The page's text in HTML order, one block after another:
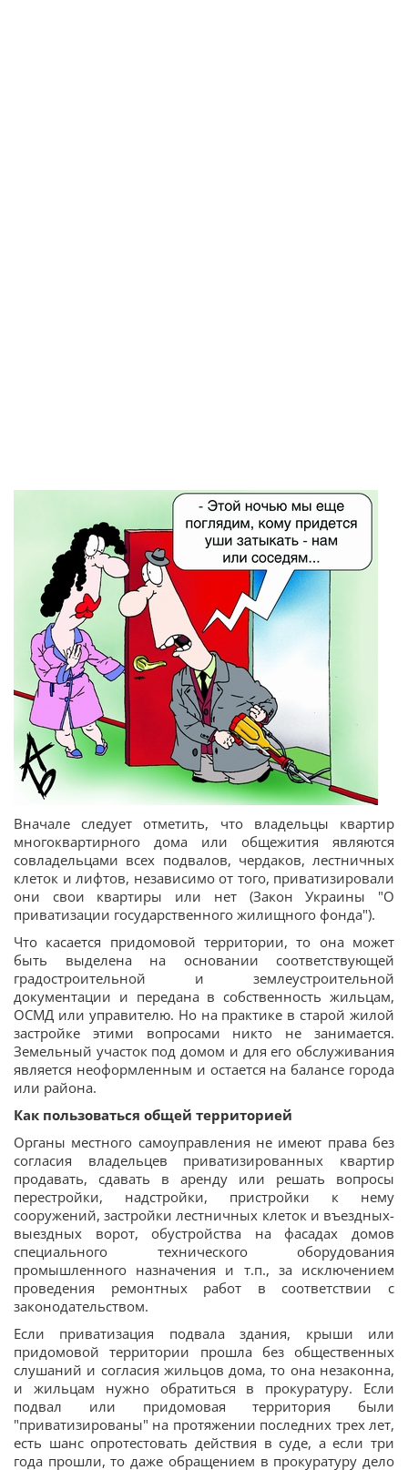
Вначале следует отметить, что владельцы квартир
многоквартирного дома или общежития являются
совладельцами всех подвалов, чердаков, лестничных
клеток и лифтов, независимо от того, приватизировали
они свои квартиры или нет (Закон Украины "О
приватизации государственного жилищного фонда").
Что касается придомовой территории, то она может
быть выделена на основании соответствующей
градостроительной и землеустроительной
документации и передана в собственность жильцам,
ОСМД или управителю. Но на практике в старой жилой
застройке этими вопросами никто не занимается.
Земельный участок под домом и для его обслуживания
является неоформленным и остается на балансе города
или района.
Как пользоваться общей территорией
Органы местного самоуправления не имеют права без
согласия владельцев приватизированных квартир
продавать, сдавать в аренду или решать вопросы
перестройки, надстройки, пристройки к нему
сооружений, застройки лестничных клеток и въездных-
выездных ворот, обустройства на фасадах домов
специального технического оборудования
промышленного назначения и т.п., за исключением
проведения ремонтных работ в соответствии с
законодательством.
Если приватизация подвала здания, крыши или
придомовой территории прошла без общественных
слушаний и согласия жильцов дома, то она незаконна,
и жильцам нужно обратиться в прокуратуру. Если
подвал или придомовая территория были
"приватизированы" на протяжении последних трех лет,
есть шанс опротестовать действия в суде, а если три
года прошли, то даже обращением в прокуратуру дело